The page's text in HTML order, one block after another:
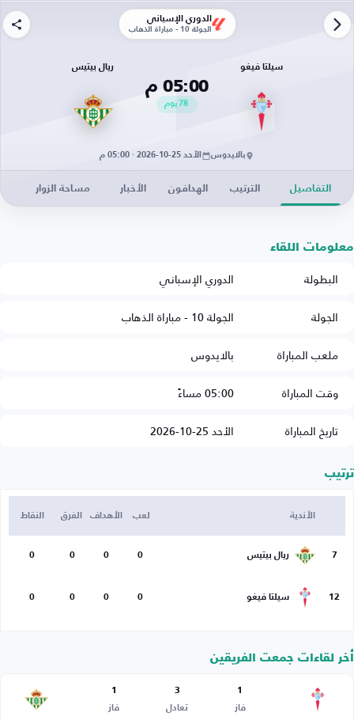
الدوري الإسباني
الجولة 10 - مباراة الذهاب
سيلتا فيغو
05:00 م
78 يوم
ريال بيتيس
بالايدوس الأحد 25-10-2026 · 05:00 م
التفاصيل الترتيب الهدافون الأخبار مساحة الزوار
معلومات اللقاء
البطولة
الدوري الإسباني
الجولة
الجولة 10 - مباراة الذهاب
ملعب المباراة
بالايدوس
وقت المباراة
05:00 مساءً
تاريخ المباراة
الأحد 25-10-2026
ترتيب
الأندية لعب الأهداف الفرق النقاط
7 ريال بيتيس 0
0
0
0
12 سيلتا فيغو 0
0
0
0
أخر لقاءات جمعت الفريقين
1
فاز
3
تعادل
1
فاز